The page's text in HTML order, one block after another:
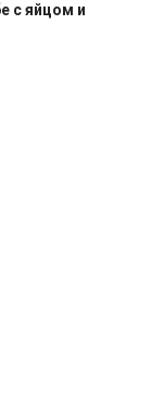
с яйцом и